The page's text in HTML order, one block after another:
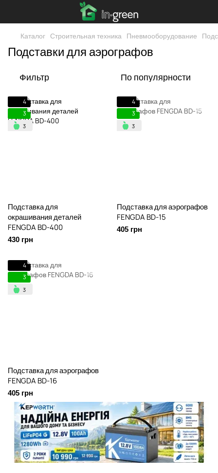
Каталог Строительная техника Пневмооборудование
Подставки для аэрографов
Фильтр По популярности
4
3
Подставка для
окрашивания деталей
FENGDA BD-400
430 грн
4
3
Подставка для аэрографов
FENGDA BD-15
405 грн
4
3
Подставка для аэрографов
FENGDA BD-16
405 грн